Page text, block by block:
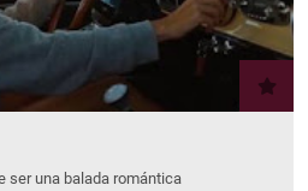
ser una balada romántica